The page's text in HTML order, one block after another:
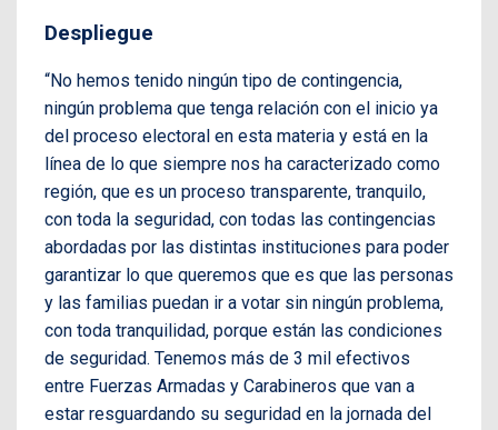
Despliegue
“No hemos tenido ningún tipo de contingencia,
ningún problema que tenga relación con el inicio ya
del proceso electoral en esta materia y está en la
línea de lo que siempre nos ha caracterizado como
región, que es un proceso transparente, tranquilo,
con toda la seguridad, con todas las contingencias
abordadas por las distintas instituciones para poder
garantizar lo que queremos que es que las personas
y las familias puedan ir a votar sin ningún problema,
con toda tranquilidad, porque están las condiciones
de seguridad. Tenemos más de 3 mil efectivos
entre Fuerzas Armadas y Carabineros que van a
estar resguardando su seguridad en la jornada del